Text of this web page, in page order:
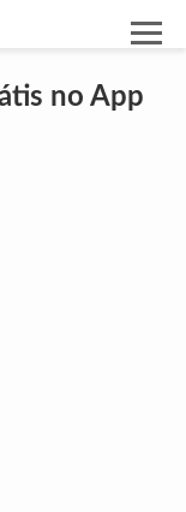
no App